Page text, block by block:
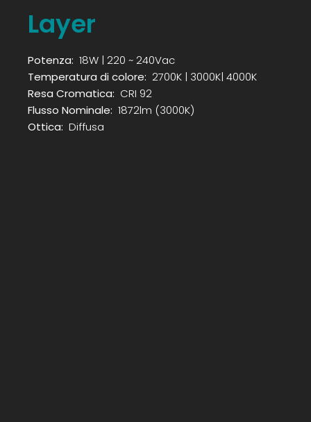
Layer
Potenza: 18W | 220 ~ 240Vac
Temperatura di colore: 2700K | 3000K| 4000K
Resa Cromatica: CRI 92
Flusso Nominale: 1872lm (3000K)
Ottica: Diffusa